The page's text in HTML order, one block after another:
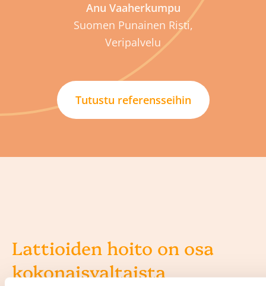
Anu Vaaherkumpu
Suomen Punainen Risti,
Veripalvelu
Tutustu referensseihin
Lattioiden hoito on osa
kokonaisvaltaista